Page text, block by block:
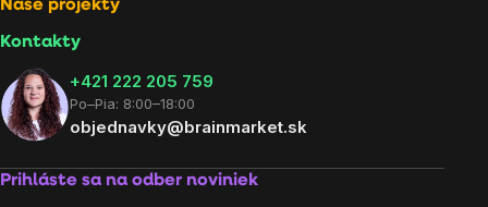
Naše projekty
Kontakty
+421 222 205 759
Po–Pia: 8:00–18:00
objednavky@brainmarket.sk
Prihláste sa na odber noviniek